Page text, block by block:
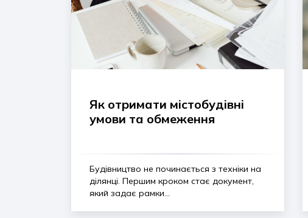
Як отримати містобудівні
умови та обмеження
Будівництво не починається з техніки на
ділянці. Першим кроком стає документ,
який задає рамки...